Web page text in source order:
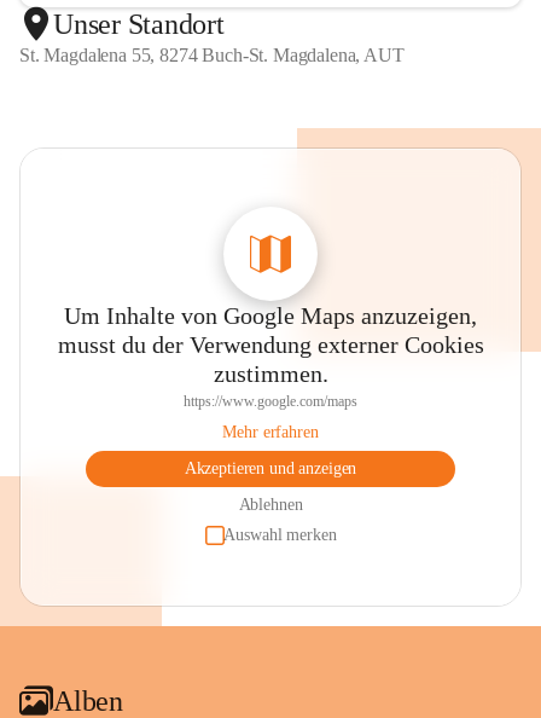
Unser Standort
St. Magdalena 55, 8274 Buch-St. Magdalena, AUT
Um Inhalte von Google Maps anzuzeigen,
musst du der Verwendung externer Cookies
zustimmen.
https://www.google.com/maps
Mehr erfahren
Akzeptieren und anzeigen
Ablehnen
Auswahl merken
Alben